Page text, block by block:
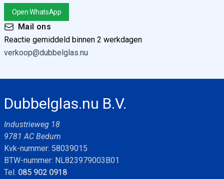
Open WhatsApp
Mail ons
Reactie gemiddeld binnen 2 werkdagen
verkoop@dubbelglas.nu
Dubbelglas.nu B.V.
Industrieweg 18
9781 AC Bedum
Kvk-nummer: 58039015
BTW-nummer: NL823979003B01
Tel. 085 902 0918